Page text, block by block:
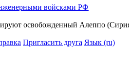
войсками РФ
освобожденный Алеппо
Пригласить друга Язык (ru)